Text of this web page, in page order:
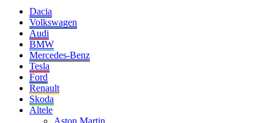
Dacia
Volkswagen
Audi
BMW
Mercedes-Benz
Tesla
Ford
Renault
Skoda
Altele
Aston Martin